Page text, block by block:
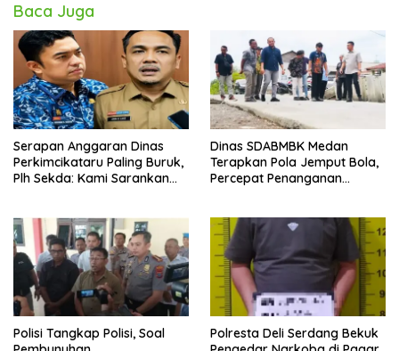
Baca Juga
Serapan Anggaran Dinas
Perkimcikataru Paling Buruk,
Plh Sekda: Kami Sarankan
Dinas SDABMBK Medan
Terapkan Pola Jemput Bola,
Percepat Penanganan
Polisi Tangkap Polisi, Soal
Polresta Deli Serdang Bekuk